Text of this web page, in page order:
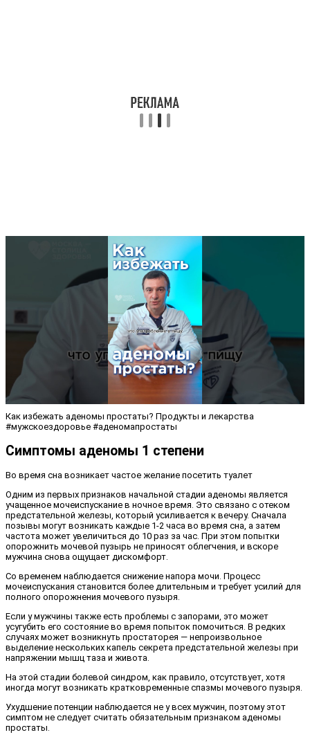
Как избежать аденомы простаты? Продукты и лекарства
#мужскоездоровье #аденомапростаты
Симптомы аденомы 1 степени
Во время сна возникает частое желание посетить туалет
Одним из первых признаков начальной стадии аденомы является
учащенное мочеиспускание в ночное время. Это связано с отеком
предстательной железы, который усиливается к вечеру. Сначала
позывы могут возникать каждые 1-2 часа во время сна, а затем
частота может увеличиться до 10 раз за час. При этом попытки
опорожнить мочевой пузырь не приносят облегчения, и вскоре
мужчина снова ощущает дискомфорт.
Со временем наблюдается снижение напора мочи. Процесс
мочеиспускания становится более длительным и требует усилий для
полного опорожнения мочевого пузыря.
Если у мужчины также есть проблемы с запорами, это может
усугубить его состояние во время попыток помочиться. В редких
случаях может возникнуть простаторея — непроизвольное
выделение нескольких капель секрета предстательной железы при
напряжении мышц таза и живота.
На этой стадии болевой синдром, как правило, отсутствует, хотя
иногда могут возникать кратковременные спазмы мочевого пузыря.
Ухудшение потенции наблюдается не у всех мужчин, поэтому этот
симптом не следует считать обязательным признаком аденомы
простаты.